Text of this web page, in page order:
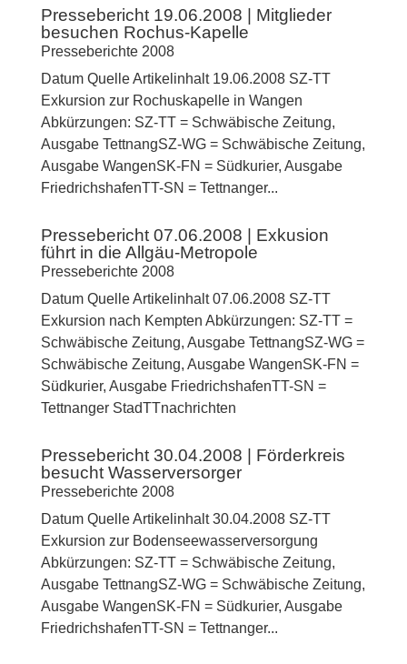
Pressebericht 19.06.2008 | Mitglieder
besuchen Rochus-Kapelle
Presseberichte 2008
Datum Quelle Artikelinhalt 19.06.2008 SZ-TT
Exkursion zur Rochuskapelle in Wangen
Abkürzungen: SZ-TT = Schwäbische Zeitung,
Ausgabe TettnangSZ-WG = Schwäbische Zeitung,
Ausgabe WangenSK-FN = Südkurier, Ausgabe
FriedrichshafenTT-SN = Tettnanger...
Pressebericht 07.06.2008 | Exkusion
führt in die Allgäu-Metropole
Presseberichte 2008
Datum Quelle Artikelinhalt 07.06.2008 SZ-TT
Exkursion nach Kempten Abkürzungen: SZ-TT =
Schwäbische Zeitung, Ausgabe TettnangSZ-WG =
Schwäbische Zeitung, Ausgabe WangenSK-FN =
Südkurier, Ausgabe FriedrichshafenTT-SN =
Tettnanger StadTTnachrichten
Pressebericht 30.04.2008 | Förderkreis
besucht Wasserversorger
Presseberichte 2008
Datum Quelle Artikelinhalt 30.04.2008 SZ-TT
Exkursion zur Bodenseewasserversorgung
Abkürzungen: SZ-TT = Schwäbische Zeitung,
Ausgabe TettnangSZ-WG = Schwäbische Zeitung,
Ausgabe WangenSK-FN = Südkurier, Ausgabe
FriedrichshafenTT-SN = Tettnanger...